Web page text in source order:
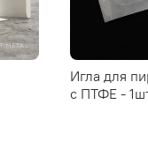
Игла для
c ПТФЕ -